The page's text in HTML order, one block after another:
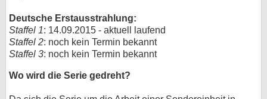
Deutsche Erstausstrahlung:
Staffel 1: 14.09.2015 - aktuell laufend
Staffel 2: noch kein Termin bekannt
Staffel 3: noch kein Termin bekannt
Wo wird die Serie gedreht?
myFanbase